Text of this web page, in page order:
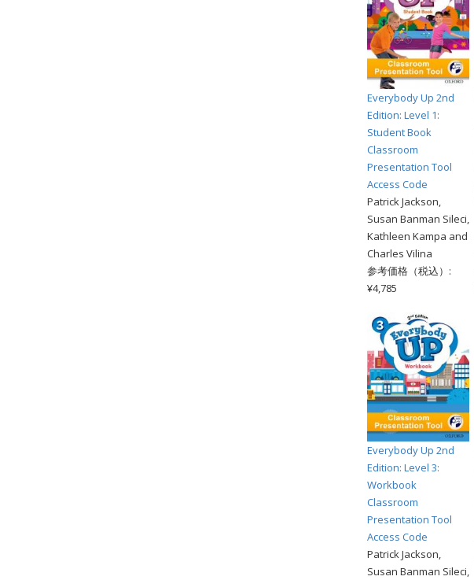
Everybody Up 2nd
Edition: Level 1:
Student Book
Classroom
Presentation Tool
Access Code
Patrick Jackson,
Susan Banman Sileci,
Kathleen Kampa and
Charles Vilina
参考価格（税込）:
¥4,785
Everybody Up 2nd
Edition: Level 3:
Workbook
Classroom
Presentation Tool
Access Code
Patrick Jackson,
Susan Banman Sileci,